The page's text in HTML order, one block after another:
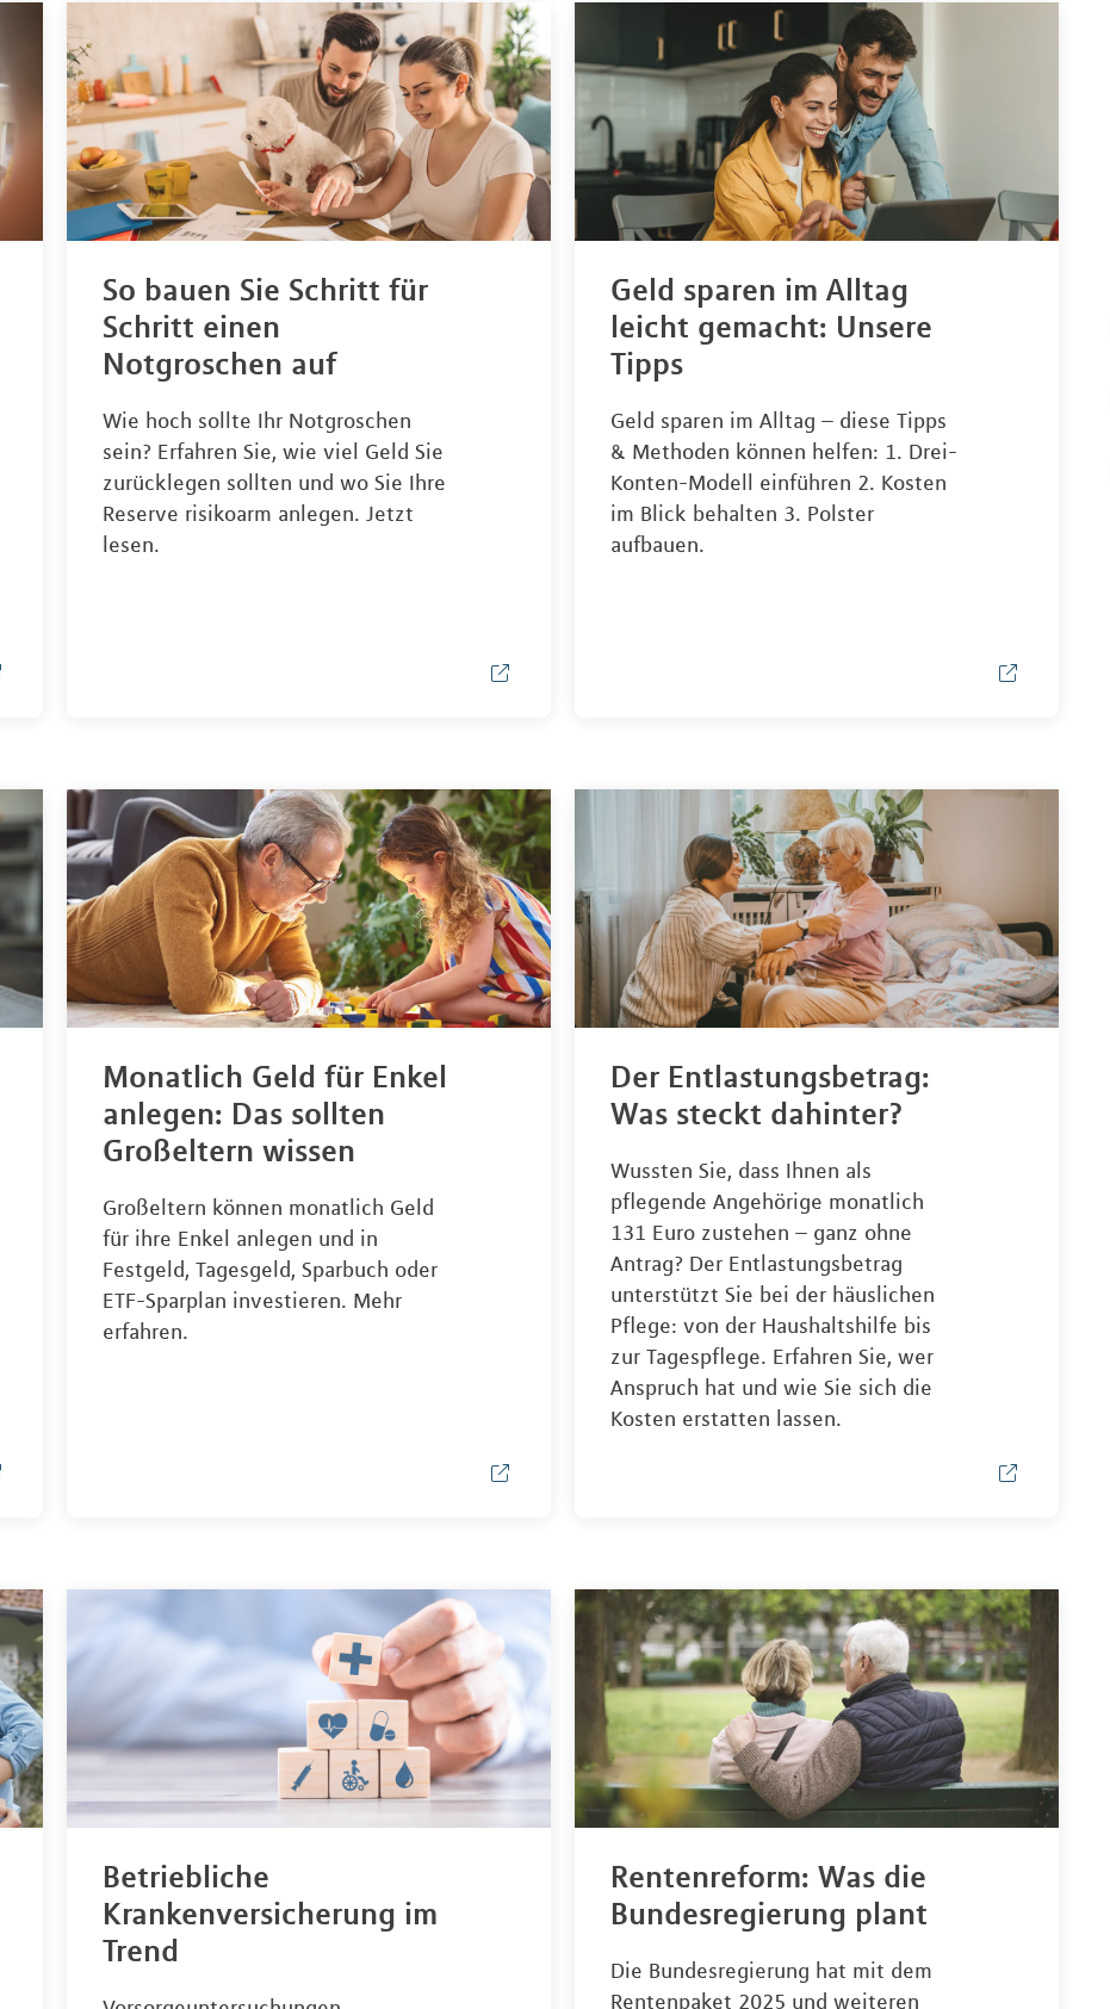
So bauen Sie Schritt für
Schritt einen
Notgroschen auf
Wie hoch sollte Ihr Notgroschen
sein? Erfahren Sie, wie viel Geld Sie
zurücklegen sollten und wo Sie Ihre
Reserve risikoarm anlegen. Jetzt
lesen.
Geld sparen im Alltag
leicht gemacht: Unsere
Tipps
Geld sparen im Alltag – diese Tipps
& Methoden können helfen: 1. Drei-
Konten-Modell einführen 2. Kosten
im Blick behalten 3. Polster
aufbauen.
Monatlich Geld für Enkel
anlegen: Das sollten
Großeltern wissen
Großeltern können monatlich Geld
für ihre Enkel anlegen und in
Festgeld, Tagesgeld, Sparbuch oder
ETF-Sparplan investieren. Mehr
erfahren.
Der Entlastungsbetrag:
Was steckt dahinter?
Wussten Sie, dass Ihnen als
pflegende Angehörige monatlich
131 Euro zustehen – ganz ohne
Antrag? Der Entlastungsbetrag
unterstützt Sie bei der häuslichen
Pflege: von der Haushaltshilfe bis
zur Tagespflege. Erfahren Sie, wer
Anspruch hat und wie Sie sich die
Kosten erstatten lassen.
Betriebliche
Krankenversicherung im
Trend
Rentenreform: Was die
Bundesregierung plant
Die Bundesregierung hat mit dem
Rentenpaket 2025 und weiteren